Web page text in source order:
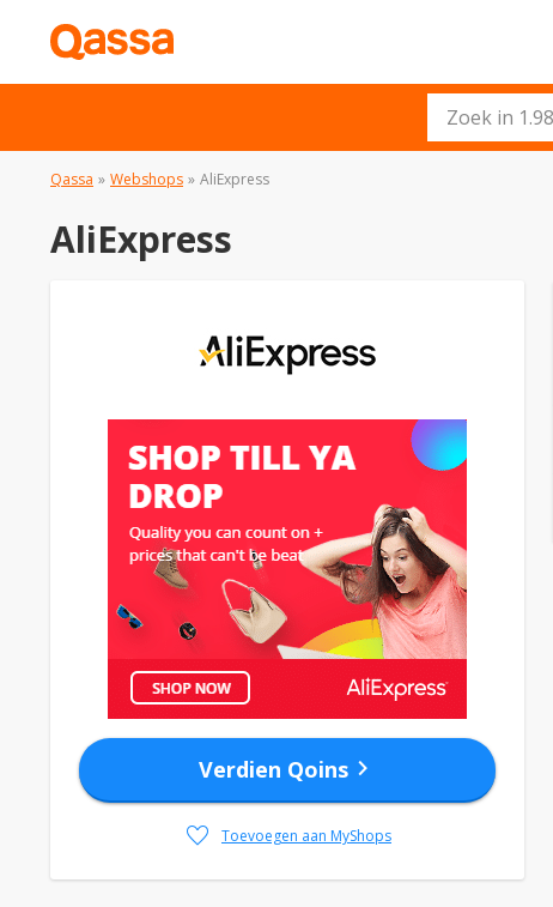
Qassa » Webshops » AliExpress
AliExpress
Verdien Qoinschevron_right
favorite
Toevoegen aan MyShops